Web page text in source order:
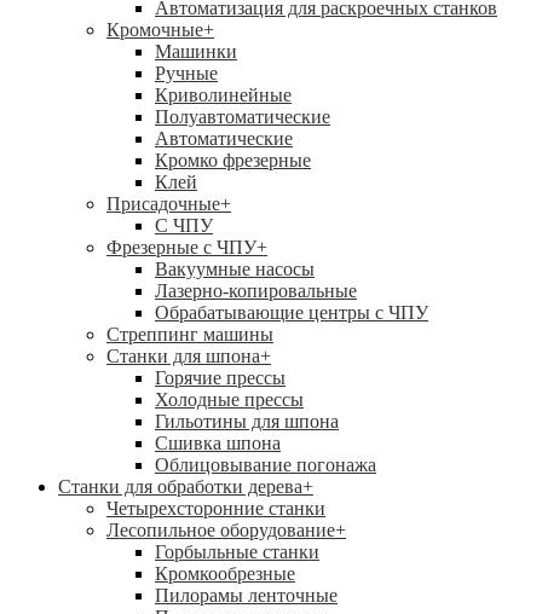
Автоматизация для раскроечных станков
Кромочные+
Машинки
Ручные
Криволинейные
Полуавтоматические
Автоматические
Кромко фрезерные
Клей
Присадочные+
С ЧПУ
Фрезерные с ЧПУ+
Вакуумные насосы
Лазерно-копировальные
Обрабатывающие центры с ЧПУ
Стреппинг машины
Станки для шпона+
Горячие прессы
Холодные прессы
Гильотины для шпона
Сшивка шпона
Облицовывание погонажа
Станки для обработки дерева+
Четырехсторонние станки
Лесопильное оборудование+
Горбыльные станки
Кромкообрезные
Пилорамы ленточные